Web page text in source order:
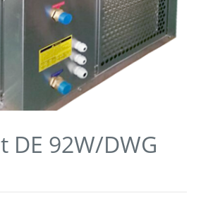
DE 92W/DWG